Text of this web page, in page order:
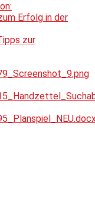
Erfolg in der
zur